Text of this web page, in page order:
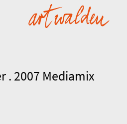
. 2007 Mediamix